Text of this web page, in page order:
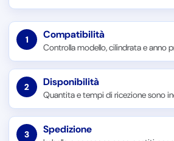
1 Compatibilità
Controlla modello, cilindrata e anno
2 Disponibilità
Quantita e tempi di ricezione sono
3 Spedizione